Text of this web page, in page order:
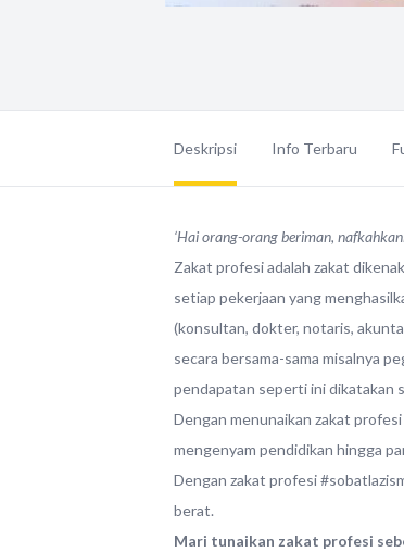
Deskripsi Info Terbaru
‘Hai orang-orang beriman,
Zakat profesi adalah zakat
setiap pekerjaan yang
(konsultan, dokter, notaris,
secara bersama-sama misalnya
pendapatan seperti ini dikatakan
Dengan menunaikan zakat
mengenyam pendidikan hingga
Dengan zakat profesi
berat.
Mari tunaikan zakat profesi